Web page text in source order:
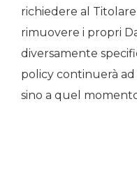
richiedere al
rimuovere i propri
diversamente
policy continuerà ad
sino a quel